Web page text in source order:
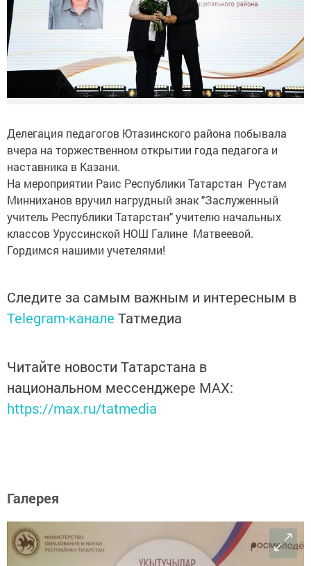
Делегация педагогов Ютазинского района побывала
вчера на торжественном открытии года педагога и
наставника в Казани.
На мероприятии Раис Республики Татарстан Рустам
Минниханов вручил нагрудный знак "Заслуженный
учитель Республики Татарстан" учителю начальных
классов Уруссинской НОШ Галине Матвеевой.
Гордимся нашими учетелями!
Следите за самым важным и интересным в
Telegram-канале Татмедиа
Читайте новости Татарстана в
национальном мессенджере MАХ:
https://max.ru/tatmedia
Галерея